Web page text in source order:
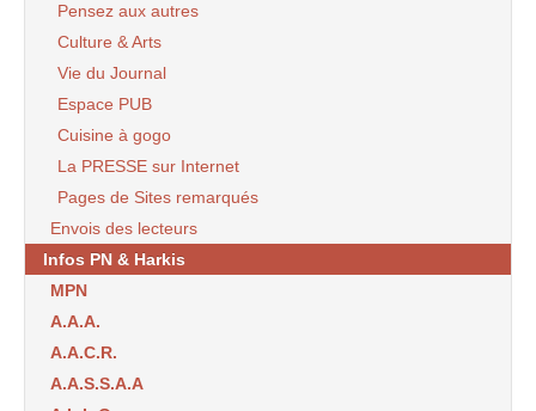
Pensez aux autres
Culture & Arts
Vie du Journal
Espace PUB
Cuisine à gogo
La PRESSE sur Internet
Pages de Sites remarqués
Envois des lecteurs
Infos PN & Harkis
MPN
A.A.A.
A.A.C.R.
A.A.S.S.A.A